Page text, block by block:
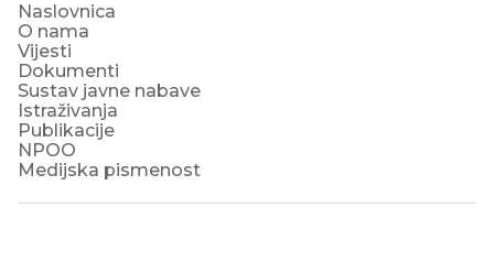
Naslovnica
O nama
Vijesti
Dokumenti
Sustav javne nabave
Istraživanja
Publikacije
NPOO
Medijska pismenost